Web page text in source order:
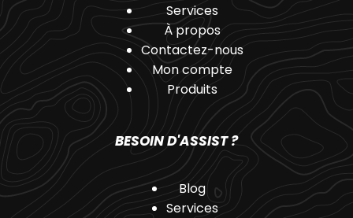
Services
À propos
Contactez-nous
Mon compte
Produits
BESOIN D'ASSIST ?
Blog
Services